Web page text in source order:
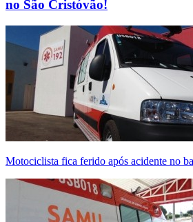
no São Cristóvão!
Motociclista fica ferido após acidente no